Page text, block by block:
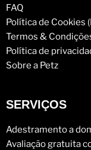
FAQ
Política de Cookies
Termos &
Política de
Sobre a Petz
SERVIÇOS
Adestramento a
Avaliação gratuita